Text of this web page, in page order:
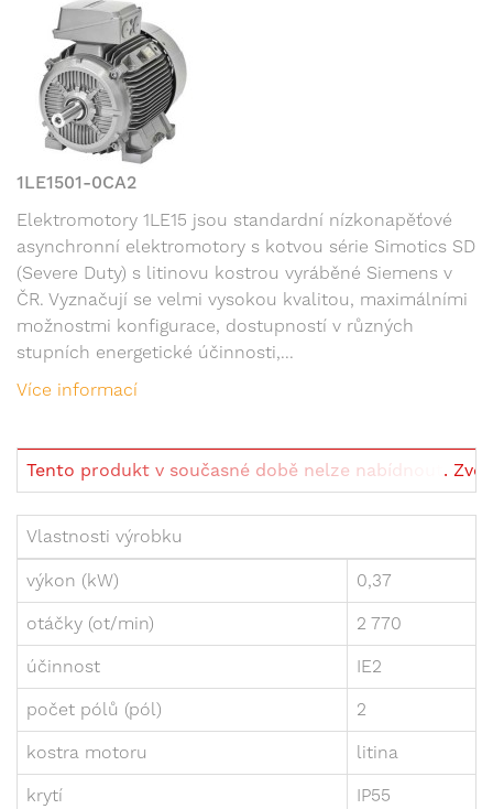
1LE1501-0CA2
Elektromotory 1LE15 jsou standardní nízkonapěťové
asynchronní elektromotory s kotvou série Simotics SD
(Severe Duty) s litinovu kostrou vyráběné Siemens v
ČR. Vyznačují se velmi vysokou kvalitou, maximálními
možnostmi konfigurace, dostupností v různých
stupních energetické účinnosti,...
Více informací
Tento produkt v současné době nelze nabídnout.
Vlastnosti výrobku
výkon (kW) 0,37
otáčky (ot/min) 2 770
účinnost IE2
počet pólů (pól) 2
kostra motoru litina
krytí IP55